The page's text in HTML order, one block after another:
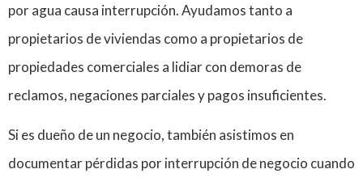
por agua causa interrupción. Ayudamos tanto a
propietarios de viviendas como a propietarios de
propiedades comerciales a lidiar con demoras de
reclamos, negaciones parciales y pagos insuficientes.
Si es dueño de un negocio, también asistimos en
documentar pérdidas por interrupción de negocio cuando